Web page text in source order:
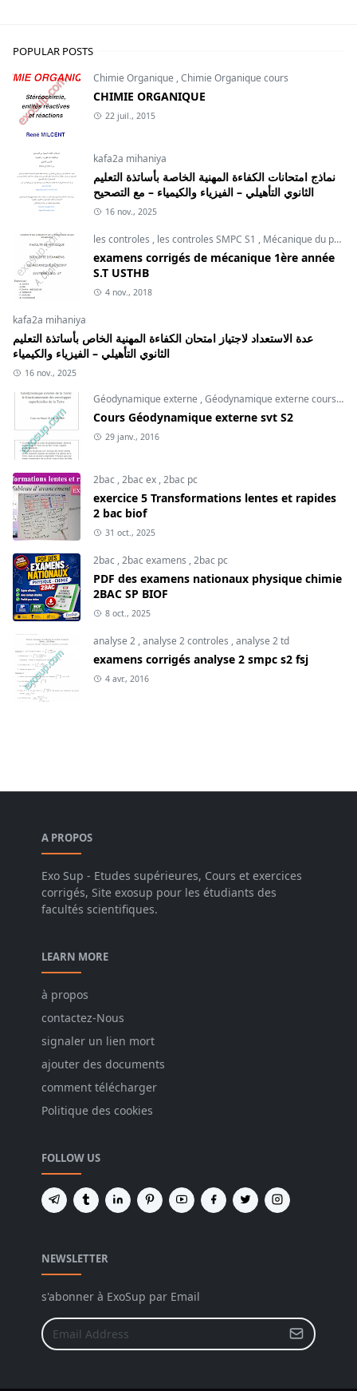
POPULAR POSTS
Chimie Organique ,Chimie Organique cours
CHIMIE ORGANIQUE
22 juil., 2015
kafa2a mihaniya
نماذج امتحانات الكفاءة المهنية الخاصة بأساتذة التعليم
الثانوي التأهيلي – الفيزياء والكيمياء – مع التصحيح
16 nov., 2025
les controles , les controles SMPC S1 , Mécanique du point
examens corrigés de mécanique 1ère année
S.T USTHB
4 nov., 2018
kafa2a mihaniya
عدة الاستعداد لاجتياز امتحان الكفاءة المهنية الخاص بأساتذة التعليم
الثانوي التأهيلي – الفيزياء والكيمياء
16 nov., 2025
Géodynamique externe ,Géodynamique externe cours ,
Cours Géodynamique externe svt S2
29 janv., 2016
2bac ,2bac ex ,2bac pc
exercice 5 Transformations lentes et rapides
2 bac biof
31 oct., 2025
2bac ,2bac examens ,2bac pc
PDF des examens nationaux physique chimie
2BAC SP BIOF
8 oct., 2025
analyse 2 ,analyse 2 controles ,analyse 2 td
examens corrigés analyse 2 smpc s2 fsj
4 avr., 2016
A PROPOS
Exo Sup - Etudes supérieures, Cours et exercices
corrigés, Site exosup pour les étudiants des
facultés scientifiques.
LEARN MORE
à propos
contactez-Nous
signaler un lien mort
ajouter des documents
comment télécharger
Politique des cookies
FOLLOW US
NEWSLETTER
s'abonner à ExoSup par Email